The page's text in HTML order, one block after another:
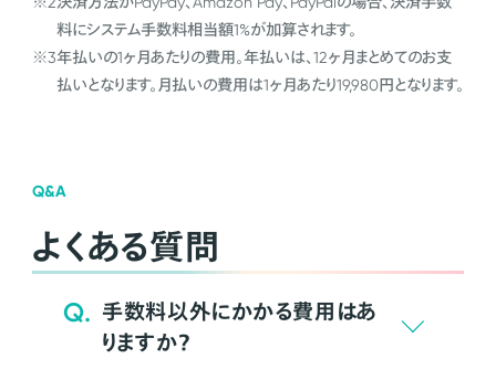
料にシステム手数料相当額1%が加算されます。
※3年払いの1ヶ月あたりの費用。年払いは、12ヶ月まとめてのお支
払いとなります。月払いの費用は1ヶ月あたり19,980円となります。
Q&A
よくある質問
Q. 手数料以外にかかる費用はあ
りますか？